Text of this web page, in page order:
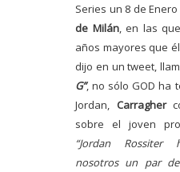
Series un 8 de
de Milán, en las
años mayores que
dijo en un tweet,
G”, no sólo GOD ha
Jordan, Carragher
sobre el joven
“Jordan
nosotros un par